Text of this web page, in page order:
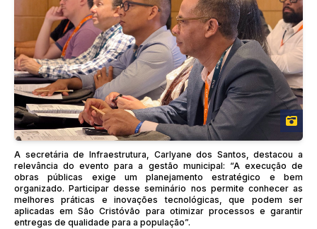
A secretária de Infraestrutura, Carlyane dos Santos, destacou a
relevância do evento para a gestão municipal: “A execução de
obras públicas exige um planejamento estratégico e bem
organizado. Participar desse seminário nos permite conhecer as
melhores práticas e inovações tecnológicas, que podem ser
aplicadas em São Cristóvão para otimizar processos e garantir
entregas de qualidade para a população”.